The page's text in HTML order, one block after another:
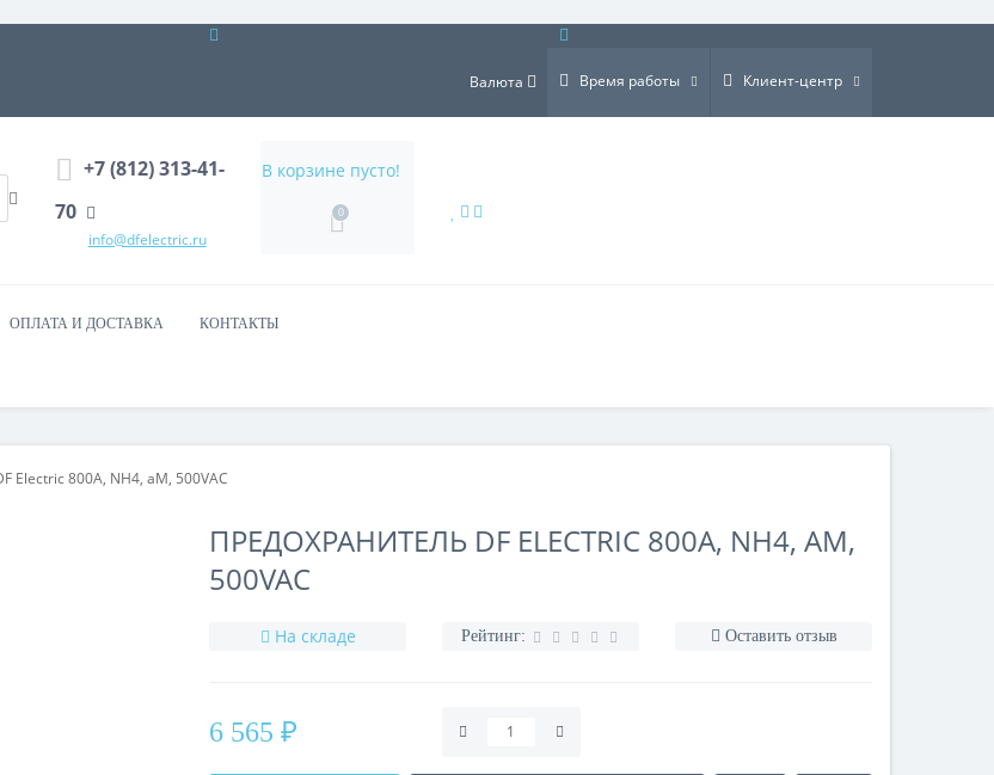
×
Валюта Время работы Клиент-центр
+7 (812) 313-41-
70
info@dfelectric.ru
В корзине пусто!
0
ОПЛАТА И ДОСТАВКА КОНТАКТЫ
Electric 800A, NH4, aM, 500VAC
ПРЕДОХРАНИТЕЛЬ DF ELECTRIC 800A, NH4, AM,
500VAC
На складе Рейтинг: Оставить отзыв
6 565 ₽